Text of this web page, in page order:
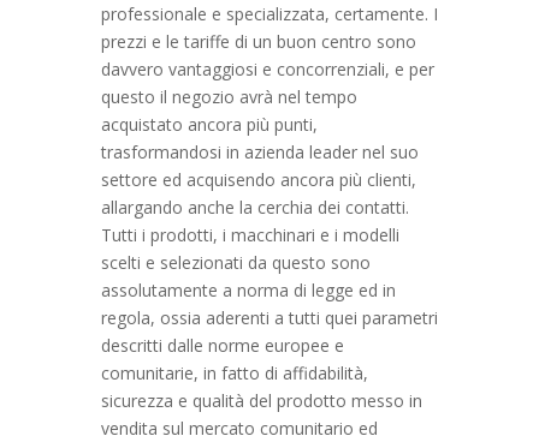
professionale e specializzata, certamente. I
prezzi e le tariffe di un buon centro sono
davvero vantaggiosi e concorrenziali, e per
questo il negozio avrà nel tempo
acquistato ancora più punti,
trasformandosi in azienda leader nel suo
settore ed acquisendo ancora più clienti,
allargando anche la cerchia dei contatti.
Tutti i prodotti, i macchinari e i modelli
scelti e selezionati da questo sono
assolutamente a norma di legge ed in
regola, ossia aderenti a tutti quei parametri
descritti dalle norme europee e
comunitarie, in fatto di affidabilità,
sicurezza e qualità del prodotto messo in
vendita sul mercato comunitario ed